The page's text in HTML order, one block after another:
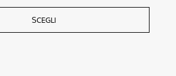
SCEGLI